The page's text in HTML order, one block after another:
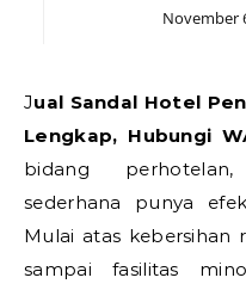
November
Jual Sandal Hotel Penajam Paser Utara Katalog
Lengkap, Hubungi
bidang
sederhana punya
Mulai atas kebersihan
sampai fasilitas